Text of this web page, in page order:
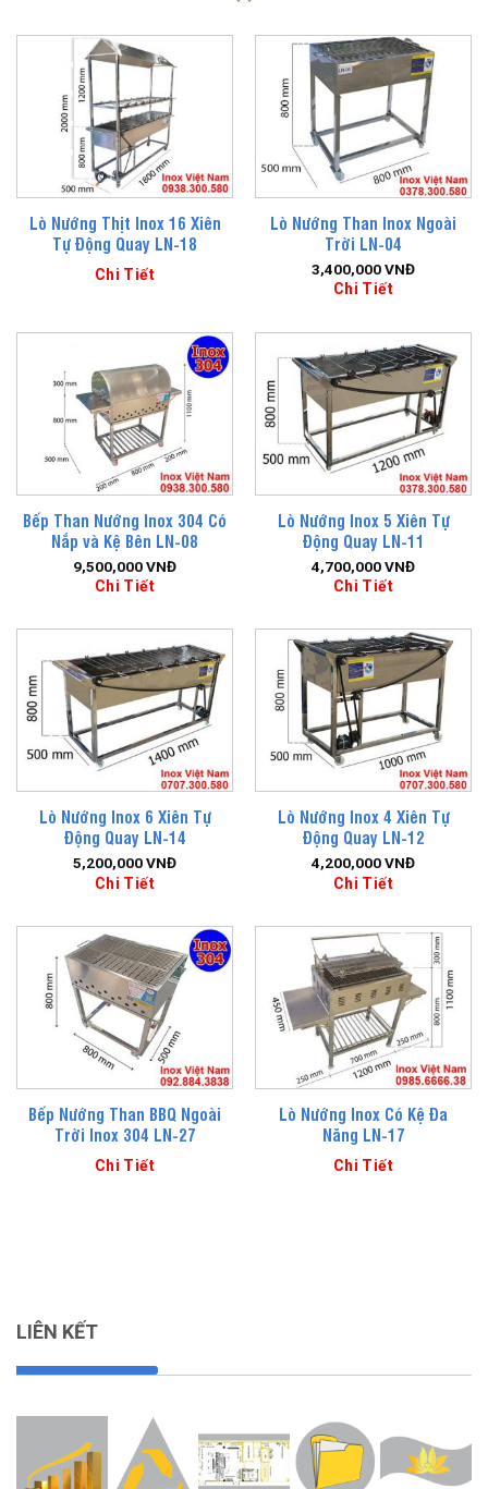
Lò Nướng Thịt Inox 16 Xiên
Tự Động Quay LN-18
Chi Tiết
Lò Nướng Than Inox Ngoài
Trời LN-04
3,400,000VNĐ
Chi Tiết
Bếp Than Nướng Inox 304 Có
Nắp và Kệ Bên LN-08
9,500,000VNĐ
Chi Tiết
Lò Nướng Inox 5 Xiên Tự
Động Quay LN-11
4,700,000VNĐ
Chi Tiết
Lò Nướng Inox 6 Xiên Tự
Động Quay LN-14
5,200,000VNĐ
Chi Tiết
Lò Nướng Inox 4 Xiên Tự
Động Quay LN-12
4,200,000VNĐ
Chi Tiết
Bếp Nướng Than BBQ Ngoài
Trời Inox 304 LN-27
Chi Tiết
Lò Nướng Inox Có Kệ Đa
Năng LN-17
Chi Tiết
LIÊN KẾT